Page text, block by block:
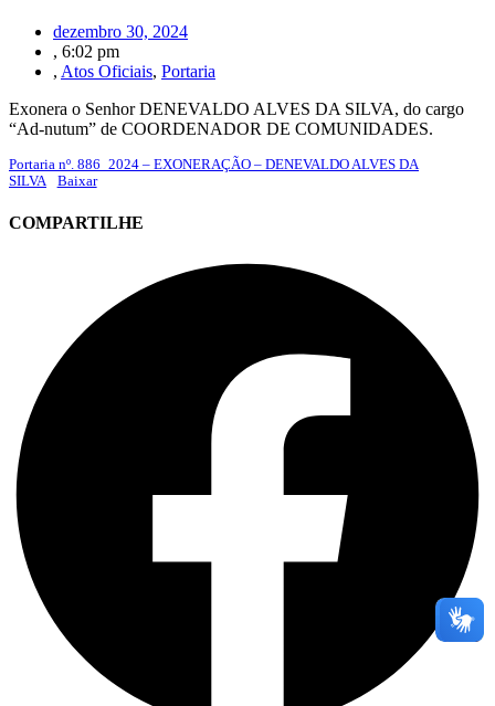
dezembro 30, 2024
, 6:02 pm
, Atos Oficiais, Portaria
Exonera o Senhor DENEVALDO ALVES DA SILVA, do cargo
“Ad-nutum” de COORDENADOR DE COMUNIDADES.
Portaria nº. 886_2024 – EXONERAÇÃO – DENEVALDO ALVES DA
SILVA
Baixar
COMPARTILHE